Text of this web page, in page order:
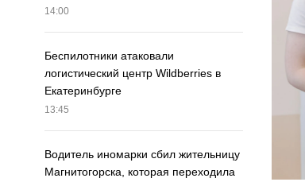
14:00
Беспилотники атаковали
логистический центр Wildberries в
Екатеринбурге
13:45
Водитель иномарки сбил жительницу
Магнитогорска, которая переходила